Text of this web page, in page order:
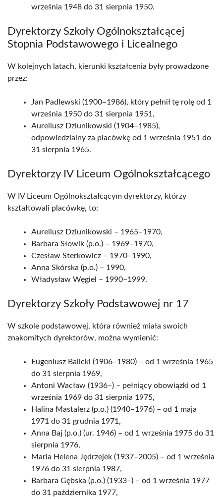
września 1948 do 31 sierpnia 1950.
Dyrektorzy Szkoły Ogólnokształcącej
Stopnia Podstawowego i Licealnego
W kolejnych latach, kierunki kształcenia były prowadzone
przez:
Jan Padlewski (1900–1986), który pełnił tę rolę od 1
września 1950 do 31 sierpnia 1951,
Aureliusz Dziunikowski (1904–1985),
odpowiedzialny za placówkę od 1 września 1951 do
31 sierpnia 1965.
Dyrektorzy IV Liceum Ogólnokształcącego
W IV Liceum Ogólnokształcącym dyrektorzy, którzy
kształtowali placówkę, to:
Aureliusz Dziunikowski – 1965–1970,
Barbara Słowik (p.o.) – 1969–1970,
Czesław Sterkowicz – 1970–1990,
Anna Skórska (p.o.) – 1990,
Władysław Węgiel – 1990–1999.
Dyrektorzy Szkoły Podstawowej nr 17
W szkole podstawowej, która również miała swoich
znakomitych dyrektorów, można wymienić:
Eugeniusz Balicki (1906–1980) – od 1 września 1965
do 31 sierpnia 1969,
Antoni Wacław (1936–) – pełniący obowiązki od 1
września 1969 do 31 sierpnia 1975,
Halina Mastalerz (p.o.) (1940–1976) – od 1 maja
1971 do 31 grudnia 1971,
Anna Baj (p.o.) (ur. 1946) – od 1 września 1975 do 31
sierpnia 1976,
Maria Helena Jędrzejek (1937–2005) – od 1 września
1976 do 31 sierpnia 1987,
Barbara Gębska (p.o.) (1933–) – od 1 września 1977
do 31 października 1977,